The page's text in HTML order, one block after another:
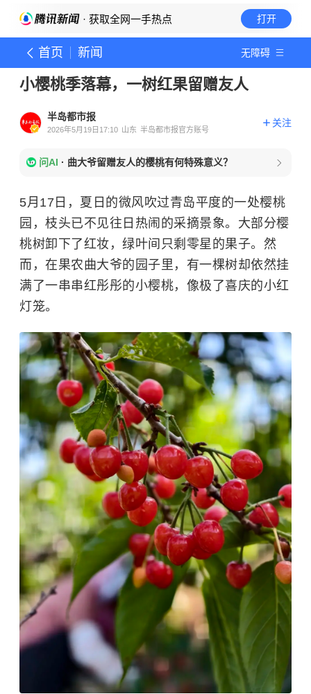
· 获取全网一手热点 打开
首页 新闻 无障碍
小樱桃季落幕，一树红果留赠友人
半岛都市报
2026年5月19日17:10 山东 半岛都市报官方账号
关注
问AI · 曲大爷留赠友人的樱桃有何特殊意义？
5月17日，夏日的微风吹过青岛平度的一处樱桃
园，枝头已不见往日热闹的采摘景象。大部分樱
桃树卸下了红妆，绿叶间只剩零星的果子。然
而，在果农曲大爷的园子里，有一棵树却依然挂
满了一串串红彤彤的小樱桃，像极了喜庆的小红
灯笼。